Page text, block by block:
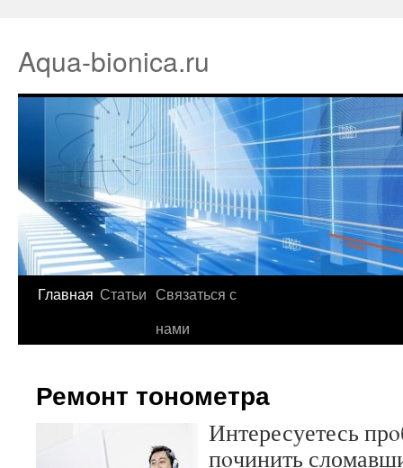
Aqua-bionica.ru
Главная Статьи Связаться с
нами
Ремонт тонометра
Интересуетесь
пοчинить